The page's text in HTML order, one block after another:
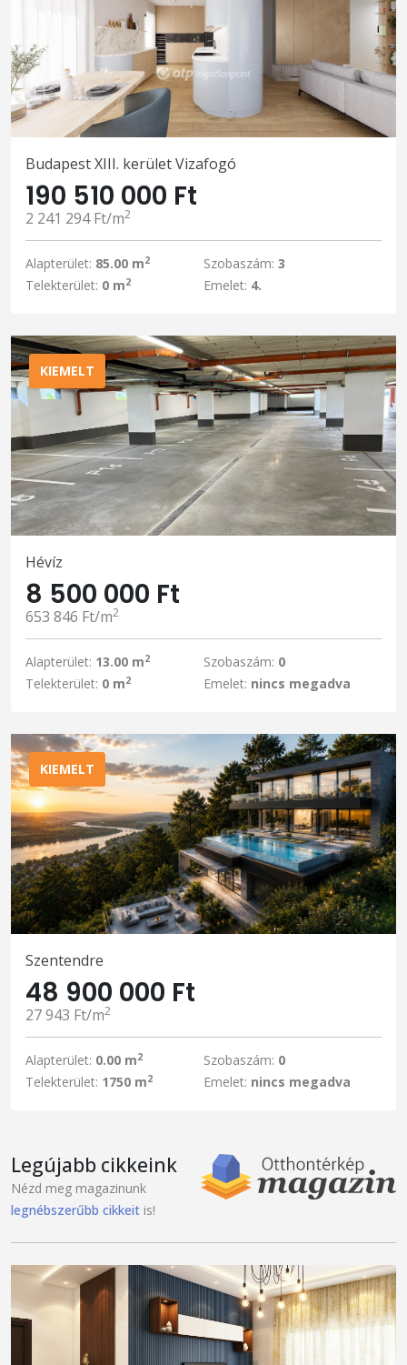
Budapest XIII. kerület Vizafogó
190 510 000 Ft
2 241 294 Ft/m2
Alapterület: 85.00 m2
Telekterület: 0 m2
Szobaszám: 3
Emelet: 4.
KIEMELT
Hévíz
8 500 000 Ft
653 846 Ft/m2
Alapterület: 13.00 m2
Telekterület: 0 m2
Szobaszám: 0
Emelet: nincs megadva
KIEMELT
Szentendre
48 900 000 Ft
27 943 Ft/m2
Alapterület: 0.00 m2
Telekterület: 1750 m2
Szobaszám: 0
Emelet: nincs megadva
Legújabb cikkeink
Nézd meg magazinunk
legnébszerűbb cikkeit is!